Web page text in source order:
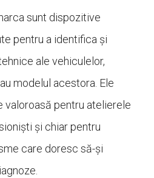
sunt dispozitive
pentru a identifica și
ale vehiculelor,
modelul acestora. Ele
pentru atelierele
și chiar pentru
care doresc să-și